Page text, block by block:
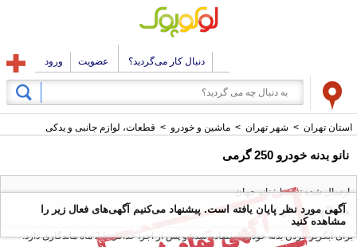
دنبال کار می‌گردید؟ عضویت ورود
استان تهران > شهر تهران > ماشین و خودرو > قطعات، لوازم جانبی و یدکی
نانو بدنه خودرو 250 گرمی
ارسال شده توسط : نانو جهان
همه آگهی های این کاربر
*برای آبگریز کردن بدنه خودرو استفاده شده و پس از اجرا حداقل تا 2 ماه ماندگاری دارد.
آگهی مورد نظر پایان یافته است. پیشنهاد می‌کنیم آگهی‌های فعال زیر را
مشاهده کنید